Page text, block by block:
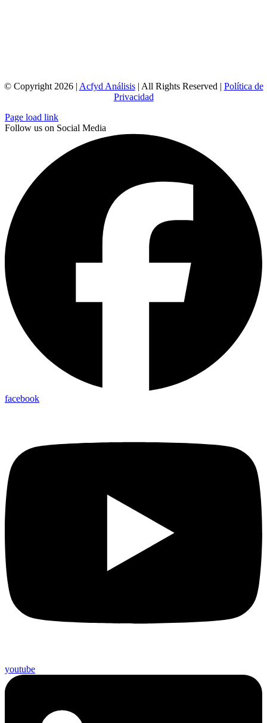
© Copyright 2026 | Acfyd Análisis| All Rights Reserved | Política de
Privacidad
Page load link
Follow us on Social Media
facebook
youtube